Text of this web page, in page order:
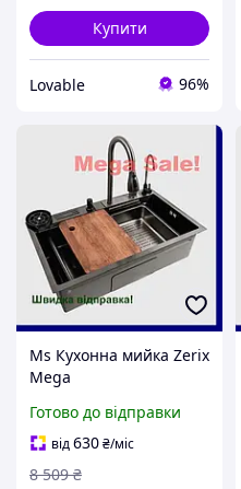
Купити
Lovable 96%
Ms Кухонна мийка Zerix
Mega
вбудованим
змішувачем графітова
для миття посуду і п
Готово до відправки
від630₴/міс
8 509 ₴